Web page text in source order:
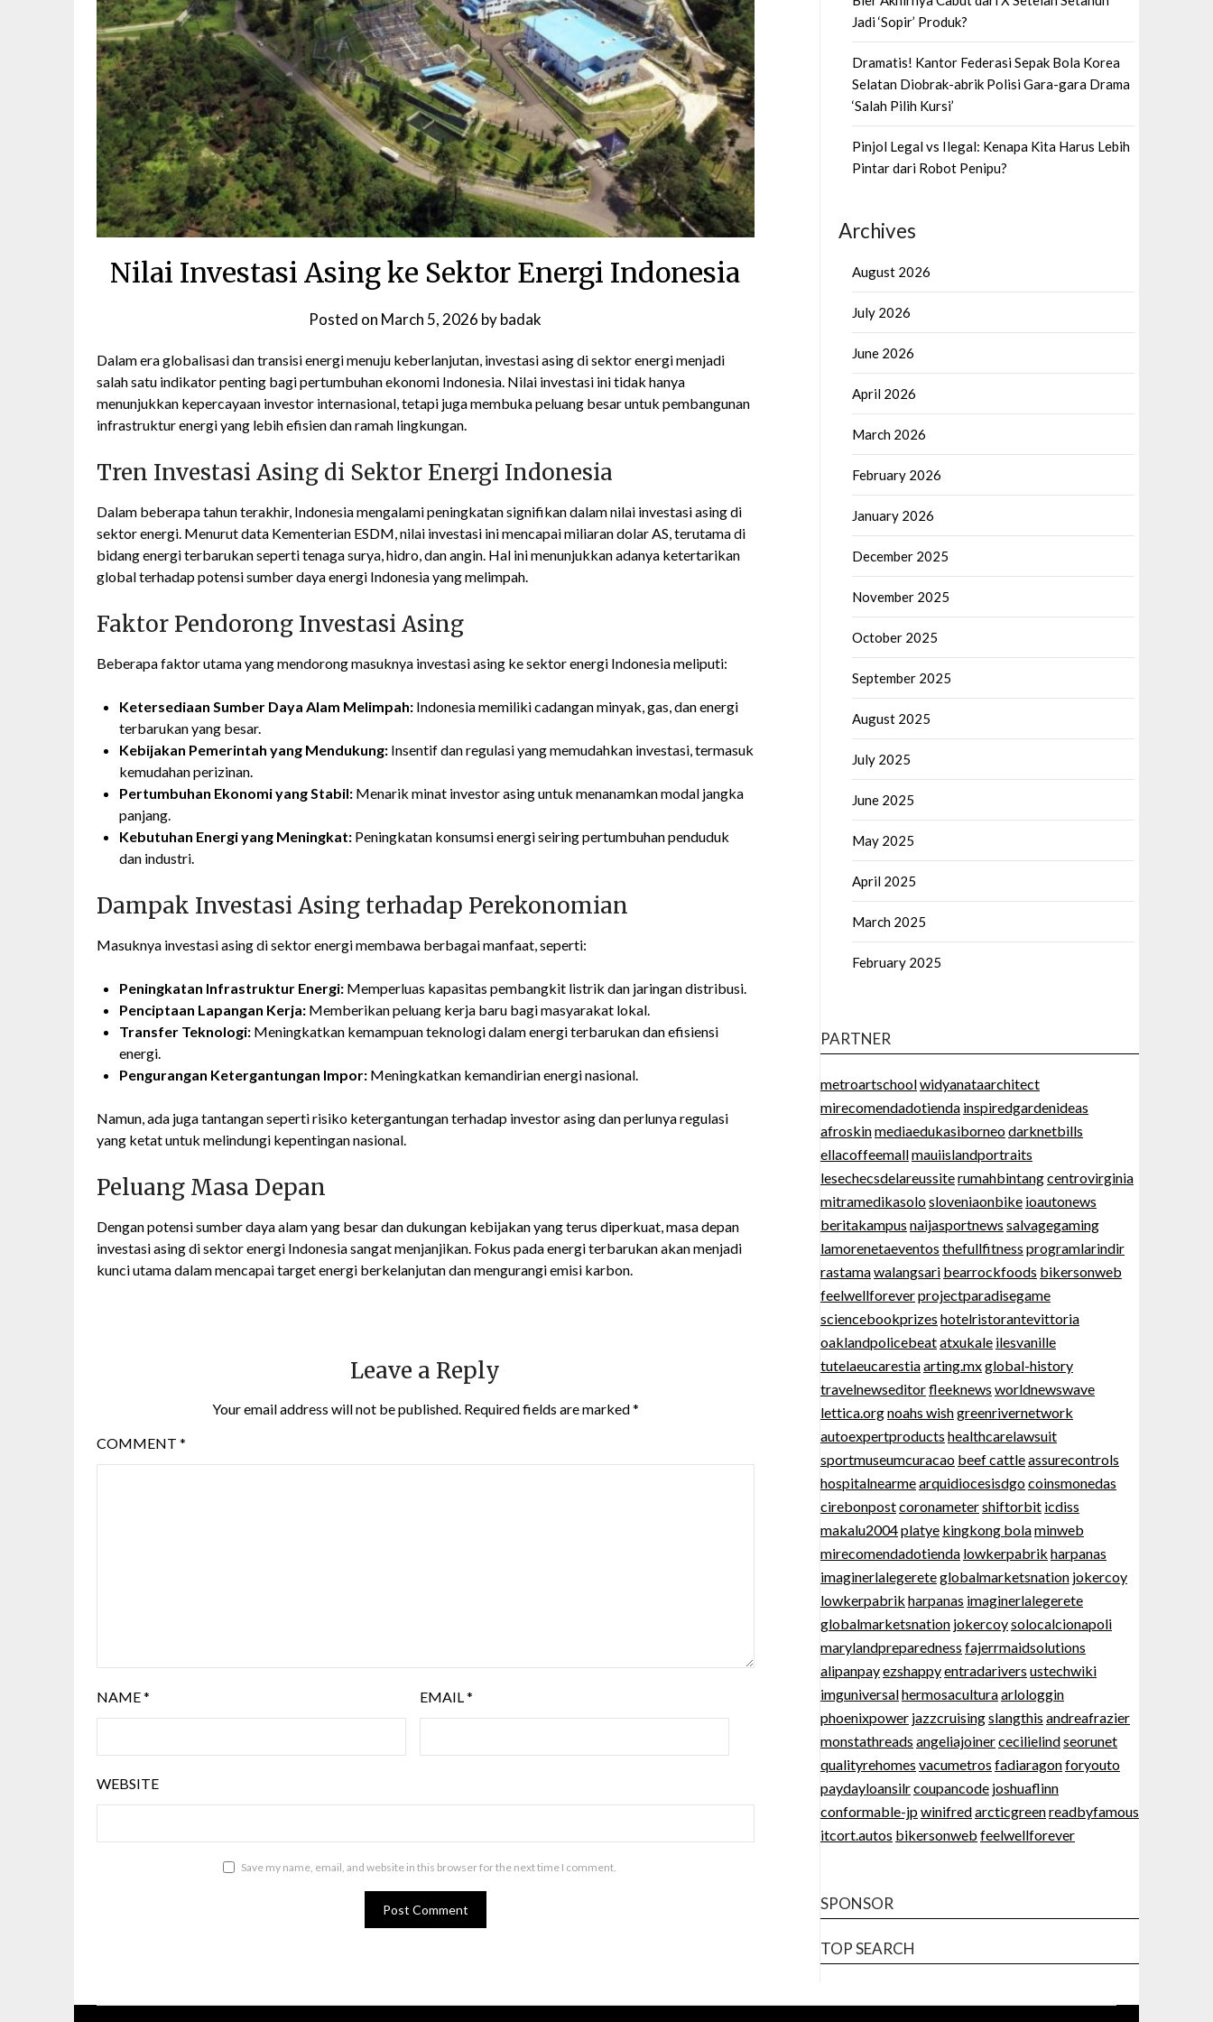
Nilai Investasi Asing ke Sektor Energi Indonesia
Posted on March 5, 2026 bybadak
Dalam era globalisasi dan transisi energi menuju keberlanjutan, investasi asing di sektor energi menjadi
salah satu indikator penting bagi pertumbuhan ekonomi Indonesia. Nilai investasi ini tidak hanya
menunjukkan kepercayaan investor internasional, tetapi juga membuka peluang besar untuk pembangunan
infrastruktur energi yang lebih efisien dan ramah lingkungan.
Tren Investasi Asing di Sektor Energi Indonesia
Dalam beberapa tahun terakhir, Indonesia mengalami peningkatan signifikan dalam nilai investasi asing di
sektor energi. Menurut data Kementerian ESDM, nilai investasi ini mencapai miliaran dolar AS, terutama di
bidang energi terbarukan seperti tenaga surya, hidro, dan angin. Hal ini menunjukkan adanya ketertarikan
global terhadap potensi sumber daya energi Indonesia yang melimpah.
Faktor Pendorong Investasi Asing
Beberapa faktor utama yang mendorong masuknya investasi asing ke sektor energi Indonesia meliputi:
Ketersediaan Sumber Daya Alam Melimpah: Indonesia memiliki cadangan minyak, gas, dan energi
terbarukan yang besar.
Kebijakan Pemerintah yang Mendukung: Insentif dan regulasi yang memudahkan investasi, termasuk
kemudahan perizinan.
Pertumbuhan Ekonomi yang Stabil: Menarik minat investor asing untuk menanamkan modal jangka
panjang.
Kebutuhan Energi yang Meningkat: Peningkatan konsumsi energi seiring pertumbuhan penduduk
dan industri.
Dampak Investasi Asing terhadap Perekonomian
Masuknya investasi asing di sektor energi membawa berbagai manfaat, seperti:
Peningkatan Infrastruktur Energi: Memperluas kapasitas pembangkit listrik dan jaringan distribusi.
Penciptaan Lapangan Kerja: Memberikan peluang kerja baru bagi masyarakat lokal.
Transfer Teknologi: Meningkatkan kemampuan teknologi dalam energi terbarukan dan efisiensi
energi.
Pengurangan Ketergantungan Impor: Meningkatkan kemandirian energi nasional.
Namun, ada juga tantangan seperti risiko ketergantungan terhadap investor asing dan perlunya regulasi
yang ketat untuk melindungi kepentingan nasional.
Peluang Masa Depan
Dengan potensi sumber daya alam yang besar dan dukungan kebijakan yang terus diperkuat, masa depan
investasi asing di sektor energi Indonesia sangat menjanjikan. Fokus pada energi terbarukan akan menjadi
kunci utama dalam mencapai target energi berkelanjutan dan mengurangi emisi karbon.
Leave a Reply
Your email address will not be published. Required fields are marked*
COMMENT *
NAME* EMAIL*
WEBSITE
Save my name, email, and website in this browser for the next time I comment.
Jadi ‘Sopir’ Produk?
Dramatis! Kantor Federasi Sepak Bola Korea
Selatan Diobrak-abrik Polisi Gara-gara Drama
‘Salah Pilih Kursi’
Pinjol Legal vs Ilegal: Kenapa Kita Harus Lebih
Pintar dari Robot Penipu?
Archives
August 2026
July 2026
June 2026
April 2026
March 2026
February 2026
January 2026
December 2025
November 2025
October 2025
September 2025
August 2025
July 2025
June 2025
May 2025
April 2025
March 2025
February 2025
PARTNER
metroartschoolwidyanataarchitect
mirecomendadotienda inspiredgardenideas
afroskinmediaedukasiborneodarknetbills
ellacoffeemallmauiislandportraits
lesechecsdelareussiterumahbintangcentrovirginia
mitramedikasolosloveniaonbike ioautonews
beritakampus naijasportnews salvagegaming
lamorenetaeventos thefullfitness programlarindir
rastamawalangsari bearrockfoods bikersonweb
feelwellforeverprojectparadisegame
sciencebookprizes hotelristorantevittoria
oaklandpolicebeatatxukale ilesvanille
tutelaeucarestiaarting.mxglobal-history
travelnewseditorfleeknews worldnewswave
lettica.orgnoahs wishgreenrivernetwork
autoexpertproducts healthcarelawsuit
sportmuseumcuracao beef cattleassurecontrols
hospitalnearmearquidiocesisdgocoinsmonedas
cirebonpostcoronametershiftorbit icdiss
makalu2004platye kingkong bolaminweb
mirecomendadotienda lowkerpabrik harpanas
imaginerlalegereteglobalmarketsnation jokercoy
lowkerpabrik harpanas imaginerlalegerete
globalmarketsnation jokercoysolocalcionapoli
marylandpreparedness fajerrmaidsolutions
alipanpayezshappyentradarivers ustechwiki
imguniversalhermosaculturaarlologgin
phoenixpower jazzcruisingslangthis andreafrazier
monstathreads angeliajoinercecilielindseorunet
qualityrehomes vacumetros fadiaragonforyouto
paydayloansilrcoupancode joshuaflinn
conformable-jpwinifredarcticgreenreadbyfamous
itcort.autos bikersonweb feelwellforever
SPONSOR
TOP SEARCH